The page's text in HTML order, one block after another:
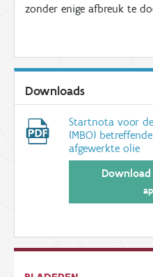
zonder enige afbreuk te
Downloads
Startnota voor
(MBO)
afgewerkte olie